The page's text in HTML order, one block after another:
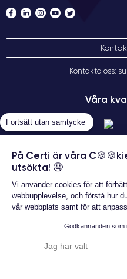
Kontakta oss:
Våra
Fortsätt utan samtycke
På Certi är våra
utsökta! 🤤
Vi använder cookies för att
webbupplevelse, och förstå hur
vår webbplats samt för att
Godkännanden som
Jag har valt